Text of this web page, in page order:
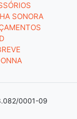
SONORA
0001-09